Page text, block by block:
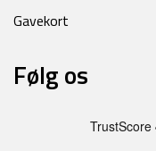
Gavekort
Følg os